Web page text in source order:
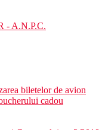
- A.N.P.C.
biletelor de avion
cadou